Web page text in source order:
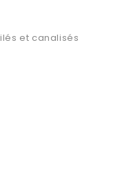
et canalisés